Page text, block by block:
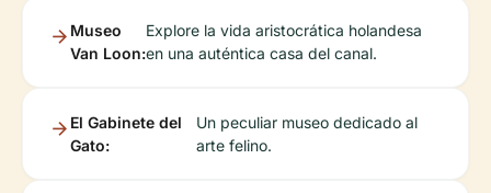
Museo
Van Loon:
Explore la vida aristocrática holandesa
en una auténtica casa del canal.
El Gabinete del
Gato:
Un peculiar museo dedicado al
arte felino.